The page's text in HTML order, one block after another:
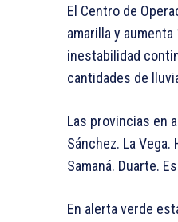
El Centro de
amarilla y
inestabilidad
cantidades de
Las provincias en
Sánchez. La
Samaná. Duarte.
En alerta verde